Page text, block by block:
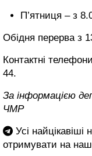
П’ятниця – з
Обідня перерва з
Контактні
44.
За інформацією
ЧМР
Усі
отримувати на